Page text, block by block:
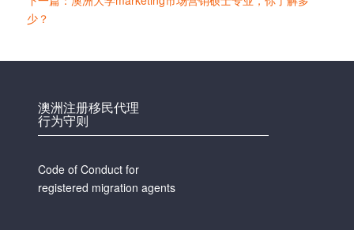
少？
澳洲注册移民代理
行为守则
Code of Conduct for
registered migration agents